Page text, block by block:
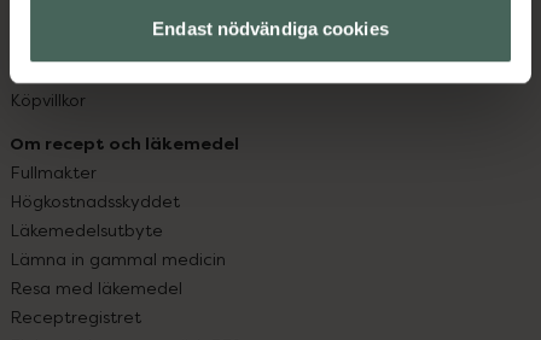
Endast nödvändiga cookies
Sajtens tillgänglighet
App
Köpvillkor
Om recept och läkemedel
Fullmakter
Högkostnadsskyddet
Läkemedelsutbyte
Lämna in gammal medicin
Resa med läkemedel
Receptregistret